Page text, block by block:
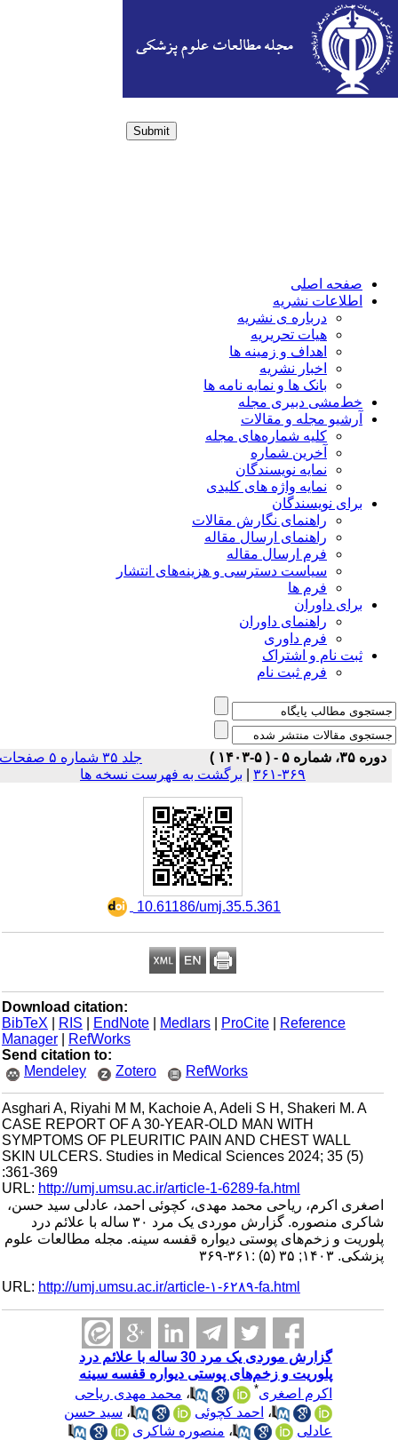
Submit
صفحه اصلی
اطلاعات نشریه
درباره ی نشریه
هیات تحریریه
اهداف و زمینه ها
اخبار نشریه
بانک ها و نمایه نامه ها
خط‌مشی دبیری مجله
آرشیو مجله و مقالات
کلیه شماره‌های مجله
آخرین شماره
نمایه نویسندگان
نمایه واژه های کلیدی
برای نویسندگان
راهنمای نگارش مقالات
راهنمای ارسال مقاله
فرم ارسال مقاله
سیاست دسترسی و هزینه‌های انتشار
فرم ها
برای داوران
راهنمای داوران
فرم داوری
ثبت نام و اشتراک
فرم ثبت نام
دوره ۳۵، شماره ۵ - ( ۵-۱۴۰۳ )
جلد ۳۵ شماره ۵ صفحات
۳۶۹-۳۶۱
| برگشت به فهرست نسخه ها
‎ 10.61186/umj.35.5.361
Download citation:
BibTeX
| RIS |EndNote |Medlars |ProCite |Reference
Manager
|RefWorks
Send citation to:
Mendeley
Zotero RefWorks
Asghari A, Riyahi M M, Kachoie A, Adeli S H, Shakeri M. A
CASE REPORT OF A 30-YEAR-OLD MAN WITH
SYMPTOMS OF PLEURITIC PAIN AND CHEST WALL
SKIN ULCERS. Studies in Medical Sciences 2024; 35 (5)
:361-369
URL:http://umj.umsu.ac.ir/article-1-6289-fa.html
اصغری اکرم، ریاحی محمد مهدی، کچوئی احمد، عادلی سید حسن،
شاکری منصوره. گزارش موردی یک مرد ۳۰ ساله با علائم درد
پلوریت و زخم‌های پوستی دیواره قفسه سینه. مجله مطالعات علوم
پزشکی. ۱۴۰۳; ۳۵ (۵) :۳۶۱-۳۶۹
URL:http://umj.umsu.ac.ir/article-۱-۶۲۸۹-fa.html
گزارش موردی یک مرد 30 ساله با علائم درد
پلوریت و زخم‌های پوستی دیواره قفسه سینه
اکرم اصغری* ،محمد مهدی ریاحی
،احمد کچوئی ،سید حسن
عادلی
،منصوره شاکری